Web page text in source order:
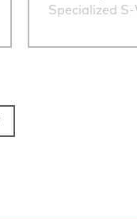
Specialized